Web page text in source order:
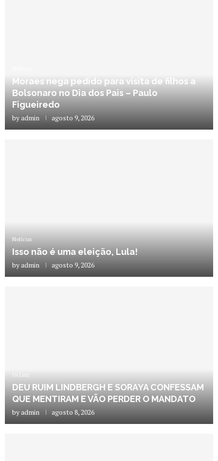
Moraes nega pedido para visita de filhos a
Bolsonaro no Dia dos Pais – Paulo
Figueiredo
byadmin agosto 9, 2026
Notícias
Isso não é uma eleição, Lula!
byadmin agosto 9, 2026
Oi Luiz
DEU RUIM LINDBERGH E SORAYA CONFESSAM
QUE MENTIRAM E VÃO PERDER O MANDATO
byadmin agosto 8, 2026